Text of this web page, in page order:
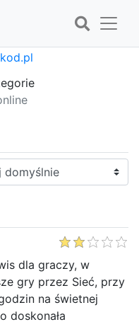
dla graczy, w
gry przez Sieć, przy
na świetnej
doskonała